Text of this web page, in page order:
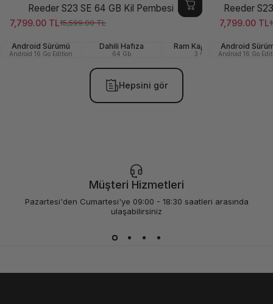
Reeder S23 SE 64 GB Kil Pembesi
Satış ücreti
7,799.00 TL
Normal fiyat15,599.00 TL
Android Sürümü
Android 16 Go Edition
Dahili Hafıza
64 Gb
Ram Kapasitesi
3 GB
Ön
Reeder
Satış ücreti
7,799.00 TL
Normal
Android
Android 16 Go
Hepsini gör
Müşteri Hizmetleri
Pazartesi'den Cumartesi'ye 09:00 - 18:30 saatleri arasında
ulaşabilirsiniz